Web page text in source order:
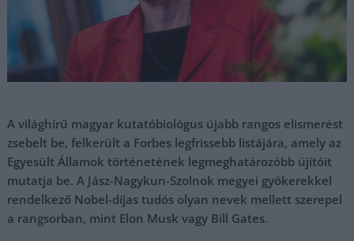
A világhírű magyar kutatóbiológus újabb rangos elismerést
zsebelt be, felkerült a Forbes legfrissebb listájára, amely az
Egyesült Államok történetének legmeghatározóbb újítóit
mutatja be. A Jász-Nagykun-Szolnok megyei gyökerekkel
rendelkező Nobel-díjas tudós olyan nevek mellett szerepel
a rangsorban, mint Elon Musk vagy Bill Gates.